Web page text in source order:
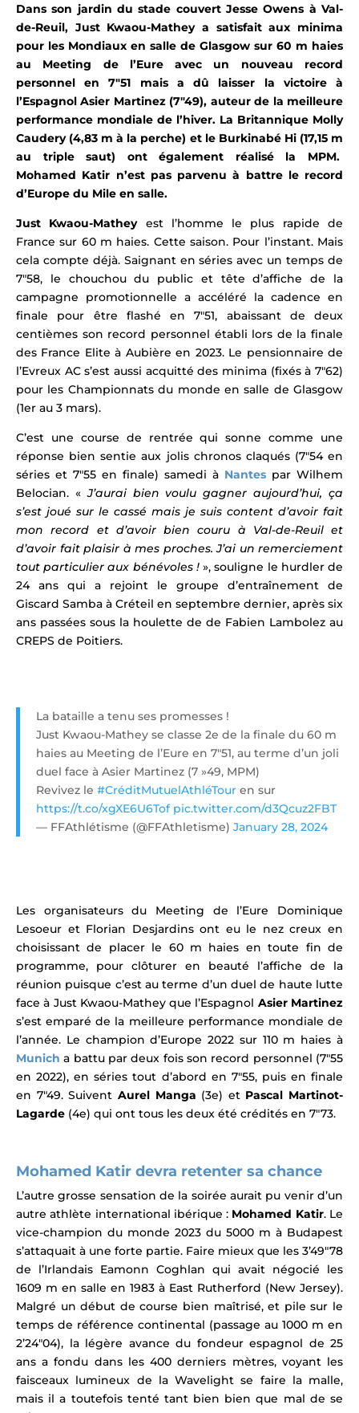
Dans son jardin dustade couvert Jesse Owens à Val-
de-Reuil, Just Kwaou-Mathey a satisfait aux minima
pour les Mondiaux en salle de Glasgow sur 60 m haies
au Meeting de l’Eure avec un nouveau record
personnel en 7″51 mais a dû laisser la victoire à
l’Espagnol Asier Martinez (7″49), auteur de la meilleure
performance mondiale de l’hiver. La Britannique Molly
Caudery (4,83 m à la perche) et le Burkinabé Hi (17,15 m
au triple saut) ont également réalisé la MPM.
Mohamed Katir n’est pas parvenu à battre le record
d’Europe du Mile en salle.
Just Kwaou-Matheyest l’homme le plus rapide de
France sur 60 m haies. Cette saison. Pour l’instant. Mais
cela compte déjà. Saignant en séries avec un temps de
7″58, le chouchou du public et tête d’affiche de la
campagne promotionnelle a accéléré la cadence en
finale pour être flashé en 7″51, abaissant de deux
centièmes son record personnel établi lors de la finale
des France Elite à Aubière en 2023. Le pensionnaire de
l’Evreux AC s’est aussi acquitté des minima (fixés à 7″62)
pour les Championnats du monde en salle de Glasgow
(1er au 3 mars).
C’est une course de rentrée qui sonne comme une
réponse bien sentie aux jolis chronos claqués (7″54 en
séries et 7″55 en finale) samedi à Nantes par Wilhem
Belocian. «J’aurai bien voulu gagner aujourd’hui, ça
s’est joué sur le cassé mais je suis content d’avoir fait
mon record et d’avoir bien couru à Val-de-Reuil et
d’avoir fait plaisir à mes proches. J’ai un remerciement
tout particulier aux bénévoles !», souligne le hurdler de
24 ans qui a rejoint le groupe d’entraînement de
Giscard Samba à Créteil en septembre dernier, après six
ans passées sous la houlette de de Fabien Lambolez au
CREPS de Poitiers.
La bataille a tenu ses promesses !
Just Kwaou-Mathey se classe 2e de la finale du 60 m
haies au Meeting de l’Eure en 7″51, au terme d’un joli
duel face à Asier Martinez (7 »49, MPM)
Revivez le #CréditMutuelAthléTour en sur
https://t.co/xgXE6U6Tof pic.twitter.com/d3Qcuz2FBT
— FFAthlétisme (@FFAthletisme) January 28, 2024
Les organisateurs du Meeting de l’Eure Dominique
Lesoeur et Florian Desjardinsont eu le nez creux en
choisissant de placer le 60 m haies en toute fin de
programme, pour clôturer en beauté l’affiche de la
réunion puisque c’est au terme d’un duel de haute lutte
face à Just Kwaou-Mathey que l’Espagnol Asier Martinez
s’est emparé de la meilleure performance mondiale de
l’année. Le champion d’Europe 2022 sur 110 m haies à
Munich a battu par deux fois son record personnel (7″55
en 2022), en séries tout d’abord en 7″55, puis en finale
en 7″49. Suivent Aurel Manga (3e) et Pascal Martinot-
Lagarde (4e) qui ont tous les deux été crédités en 7″73.
Mohamed Katir devra retenter sa chance
L’autre grosse sensation de la soirée aurait pu venir d’un
autre athlète international ibérique : Mohamed Katir. Le
vice-champion du monde 2023 du 5000 m à Budapest
s’attaquait à une forte partie. Faire mieux que les 3’49″78
de l’Irlandais Eamonn Coghlan qui avait négocié les
1609 m en salle en 1983 à East Rutherford (New Jersey).
Malgré un début de course bien maîtrisé, et pile sur le
temps de référence continental (passage au 1000 m en
2’24″04), la légère avance du fondeur espagnol de 25
ans a fondu dans les 400 derniers mètres, voyant les
faisceaux lumineux de la Wavelight se faire la malle,
mais il a toutefois tenté tant bien bien que mal de se